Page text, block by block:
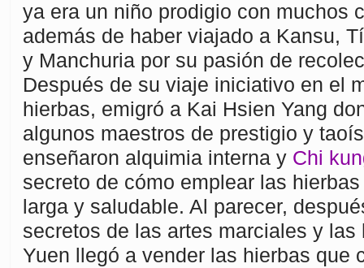
ya era un niño prodigio con muchos
además de haber viajado a Kansu,
y Manchuria por su pasión de
Después de su viaje iniciativo en el
hierbas, emigró a Kai Hsien Yang
algunos maestros de prestigio y
enseñaron alquimia interna y Chi
secreto de cómo emplear las
larga y saludable. Al parecer,
secretos de las artes marciales y las
Yuen llegó a vender las hierbas que